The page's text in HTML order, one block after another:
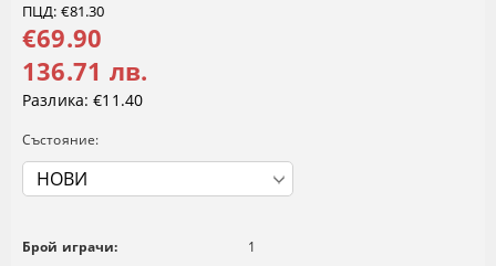
ПЦД: €81.30
€69.90
136.71 лв.
Разлика: €11.40
Състояние:
Брой играчи:
1